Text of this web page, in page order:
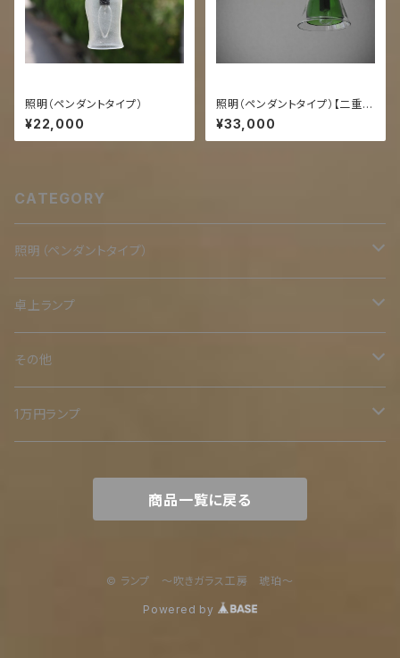
照明（ペンダントタイプ）
¥22,000
照明（ペンダントタイプ）【二重
透/緑】
¥33,000
CATEGORY
照明（ペンダントタイプ）
二重
卓上ランプ
鉄スタンド
ミニ
オリジナル木台
その他
二重
1万円ランプ
商品一覧に戻る
© ランプ ～吹きガラス工房 琥珀～
Powered by